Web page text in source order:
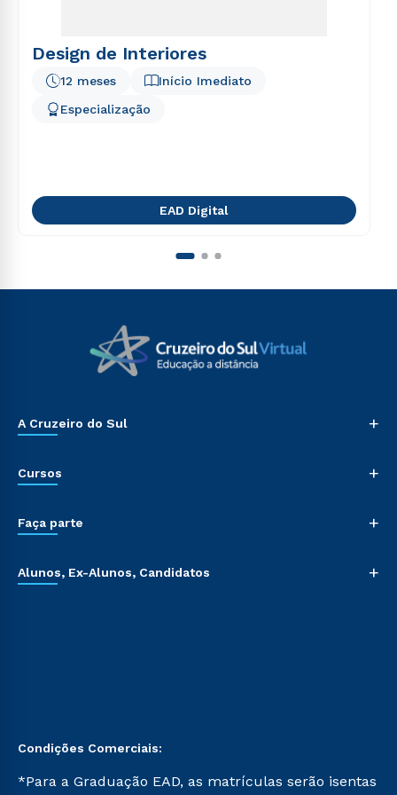
Design de Interiores
Início Imediato
12 meses
Especialização
EAD Digital
A Cruzeiro do Sul +
Cursos +
Faça parte +
Alunos, Ex-Alunos, Candidatos +
Condições Comerciais:
*Para a Graduação EAD, as matrículas serão isentas